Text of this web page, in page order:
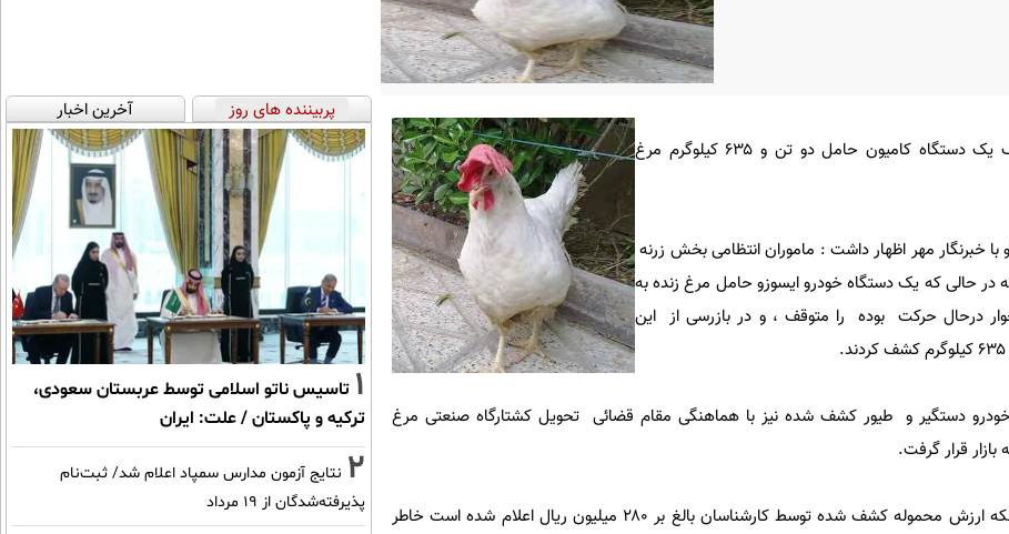
فرمانده انتظامی ایوان از توقیف یک دستگاه کامیون حامل دو تن و ۶۳۵ کیلوگرم مرغ
خبرنگار مهر اظهار داشت : ماموران انتظامی بخش زرنه
در حالی که یک دستگاه خودرو ایسوزو حامل مرغ زنده به
درحال حرکت بوده را متوقف ، و در بازرسی از این
خودرو دستگیر و طیور کشف شده نیز با هماهنگی مقام قضائی تحویل کشتارگاه صنعتی مرغ
قرار گرفت.
سرهنگ عالی پور با اشاره به اینکه ارزش محموله کشف شده توسط کارشناسان بالغ بر ۲۸۰ میلیون ریال اعلام شده است خاطر
پربیننده های روز آخرین اخبار
1 تاسیس ناتو اسلامی توسط عربستان سعودی،
ترکیه و پاکستان / علت: ایران
2 نتایج آزمون مدارس سمپاد اعلام شد/ ثبت‌نام
پذیرفته‌شدگان از ۱۹ مرداد